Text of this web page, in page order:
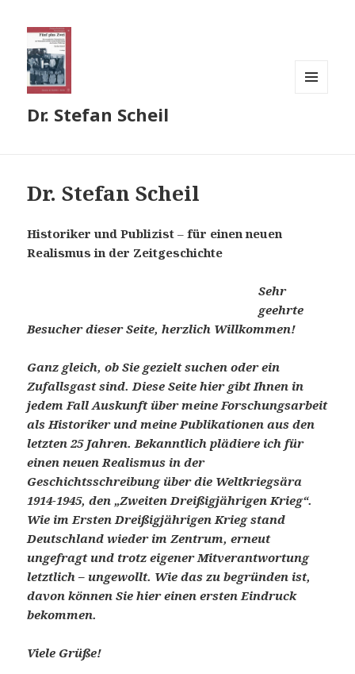
Dr. Stefan Scheil
Dr. Stefan Scheil
Historiker und Publizist –für einen neuen
Realismus in der Zeitgeschichte
Sehr
geehrte
Besucher dieser Seite, herzlich Willkommen!
Ganz gleich, ob Sie gezielt suchen oder ein
Zufallsgast sind. Diese Seite hier gibt Ihnen in
jedem Fall Auskunft über meine Forschungsarbeit
als Historiker und meine Publikationen aus den
letzten 25 Jahren. Bekanntlich plädiere ich für
einen neuen Realismus in der
Geschichtsschreibung über die Weltkriegsära
1914-1945, den „Zweiten Dreißigjährigen Krieg“.
Wie im Ersten Dreißigjährigen Krieg stand
Deutschland wieder im Zentrum, erneut
ungefragt und trotz eigener Mitverantwortung
letztlich – ungewollt. Wie das zu begründen ist,
davon können Sie hier einen ersten Eindruck
bekommen.
Viele Grüße!